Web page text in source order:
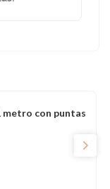
metro con puntas